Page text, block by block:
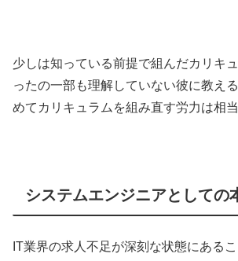
少しは知っている前提で組んだカリキ
ったの一部も理解していない彼に教え
めてカリキュラムを組み直す労力は相
システムエンジニアとしての
IT業界の求人不足が深刻な状態にある